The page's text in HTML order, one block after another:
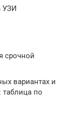
УЗИ
срочной
вариантах и
таблица по